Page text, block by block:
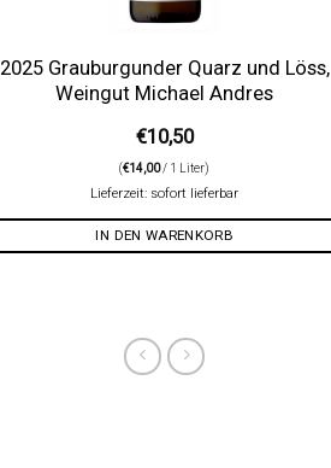
2025 Grauburgunder Quarz und Löss,
Weingut Michael Andres
€10,50
(€14,00/ 1 Liter)
Lieferzeit: sofort lieferbar
IN DEN WARENKORB